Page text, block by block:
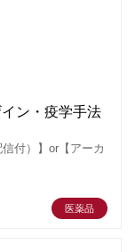
ン・疫学手法
付）】or【アーカ
医薬品